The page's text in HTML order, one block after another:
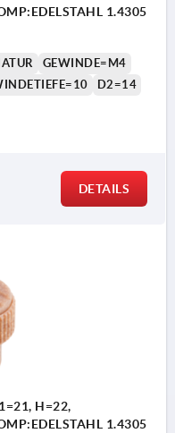
1.4305
GEWINDE=M4
D2=14
DETAILS
H=22,
1.4305